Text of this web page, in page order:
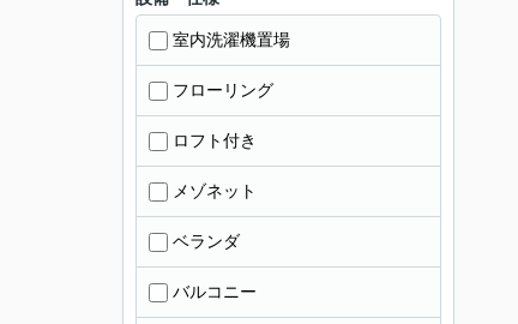
室内洗濯機置場
フローリング
ロフト付き
メゾネット
ベランダ
バルコニー